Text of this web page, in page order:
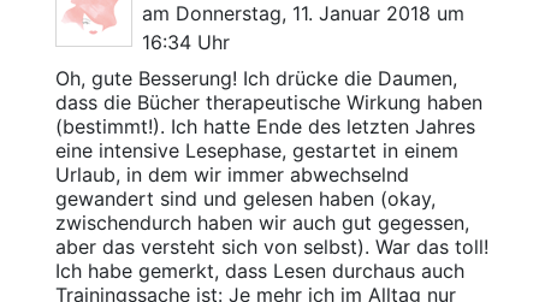
am Donnerstag, 11. Januar 2018 um
16:34 Uhr
Oh, gute Besserung! Ich drücke die Daumen,
dass die Bücher therapeutische Wirkung haben
(bestimmt!). Ich hatte Ende des letzten Jahres
eine intensive Lesephase, gestartet in einem
Urlaub, in dem wir immer abwechselnd
gewandert sind und gelesen haben (okay,
zwischendurch haben wir auch gut gegessen,
aber das versteht sich von selbst). War das toll!
Ich habe gemerkt, dass Lesen durchaus auch
Trainingssache ist: Je mehr ich im Alltag nur